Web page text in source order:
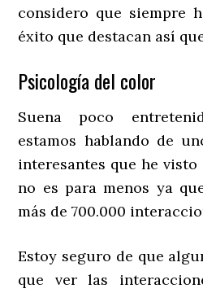
considero que siempre
éxito que destacan así
Psicología del color
Suena poco
estamos hablando de
interesantes que he
no es para menos ya
más de 700.000
Estoy seguro de que
que ver las